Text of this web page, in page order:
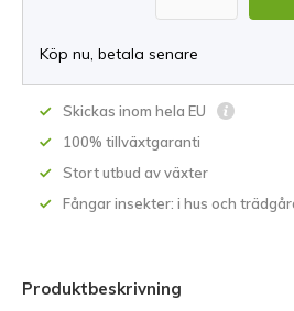
Köp nu, betala senare
Skickas inom hela EU
100% tillväxtgaranti
Stort utbud av växter
Fångar insekter: i hus och
Produktbeskrivning